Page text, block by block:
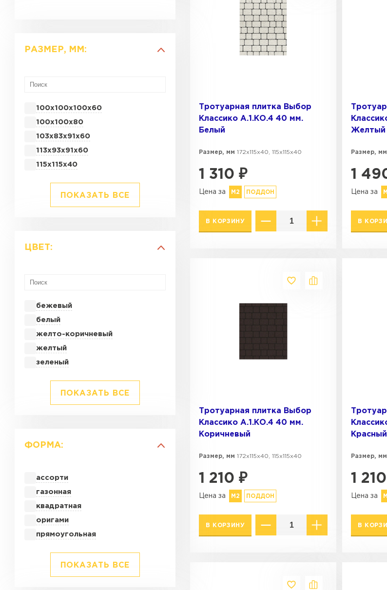
РАЗМЕР, ММ:
100х100х100х60
100х100х80
103х83х91х60
113х93х91х60
115х115х40
ПОКАЗАТЬ ВСЕ
ЦВЕТ:
бежевый
белый
желто-коричневый
желтый
зеленый
ПОКАЗАТЬ ВСЕ
ФОРМА:
ассорти
газонная
квадратная
оригами
прямоугольная
ПОКАЗАТЬ ВСЕ
Тротуарная плитка Выбор
Классико А.1.КО.4 40 мм.
Белый
Размер, мм 172х115х40, 115х115х40
1 310 ₽
Цена за М2 ПОДДОН
В КОРЗИНУ
Желтый
Размер, мм
1
Цена за
В
Тротуарная плитка Выбор
Классико А.1.КО.4 40 мм.
Коричневый
Размер, мм 172х115х40, 115х115х40
1 210 ₽
Цена за М2 ПОДДОН
В КОРЗИНУ
Красный
Размер, мм
1 210
Цена за
В
Продажа материалов для благоустройства в